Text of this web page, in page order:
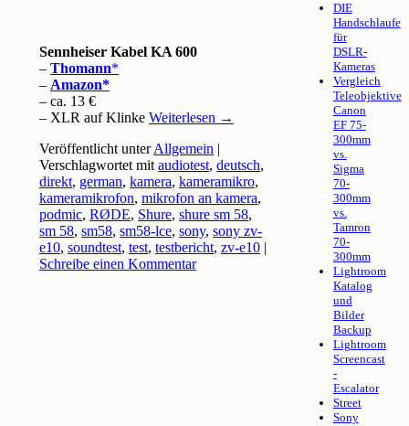
Sennheiser Kabel KA 600
–Thomann
– Amazon
– ca. 13 €
– XLR auf KlinkeWeiterlesen →
Veröffentlicht unter Allgemein |
Verschlagwortet mit audiotest,deutsch,
direkt, german,kamera,kameramikro,
kameramikrofon,mikrofon an kamera,
podmic,RØDE, Shure,shure sm 58,
sm 58,sm58,sm58-lce,sony,sony zv-
e10,soundtest,test,testbericht,zv-e10 |
Schreibe einen Kommentar
DIE
Handschlaufe
für
DSLR-
Kameras
Vergleich
Teleobjektive
Canon
EF 75-
300mm
vs.
Sigma
70-
300mm
vs.
Tamron
70-
300mm
Lightroom
Katalog
und
Bilder
Backup
Lightroom
Screencast
-
Escalator
Street
Sony